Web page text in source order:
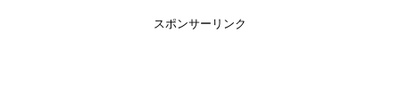
スポンサーリンク